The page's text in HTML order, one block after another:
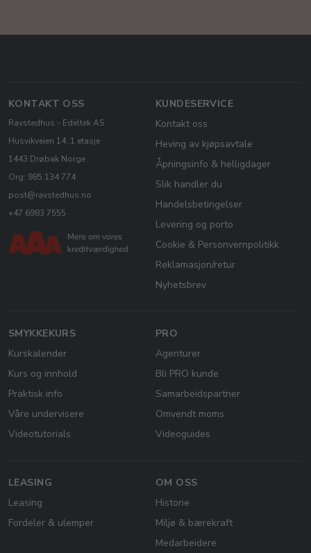
KONTAKT OSS
Ravstedhus - Edeltek AS
Husvikveien 14, 1 etasje
1443 Drøbak Norge
Org: 985 134 774
post@ravstedhus.no
+47 6983 7555
KUNDESERVICE
Kontakt oss
Heving av kjøpsavtale
Åpningsinfo & helligdager
Slik handler du
Handelsbetingelser
Levering og porto
Cookie & Personvernpolitikk
Reklamasjon/retur
Nyhetsbrev
SMYKKEKURS
Kurskalender
Kurs og innhold
Praktisk info
Våre undervisere
Videotutorials
PRO
Agenturer
Bli PRO kunde
Samarbeidspartner
Omvendt moms
Videoguides
LEASING
Leasing
Fordeler & ulemper
OM OSS
Historie
Miljø & bærekraft
Medarbeidere